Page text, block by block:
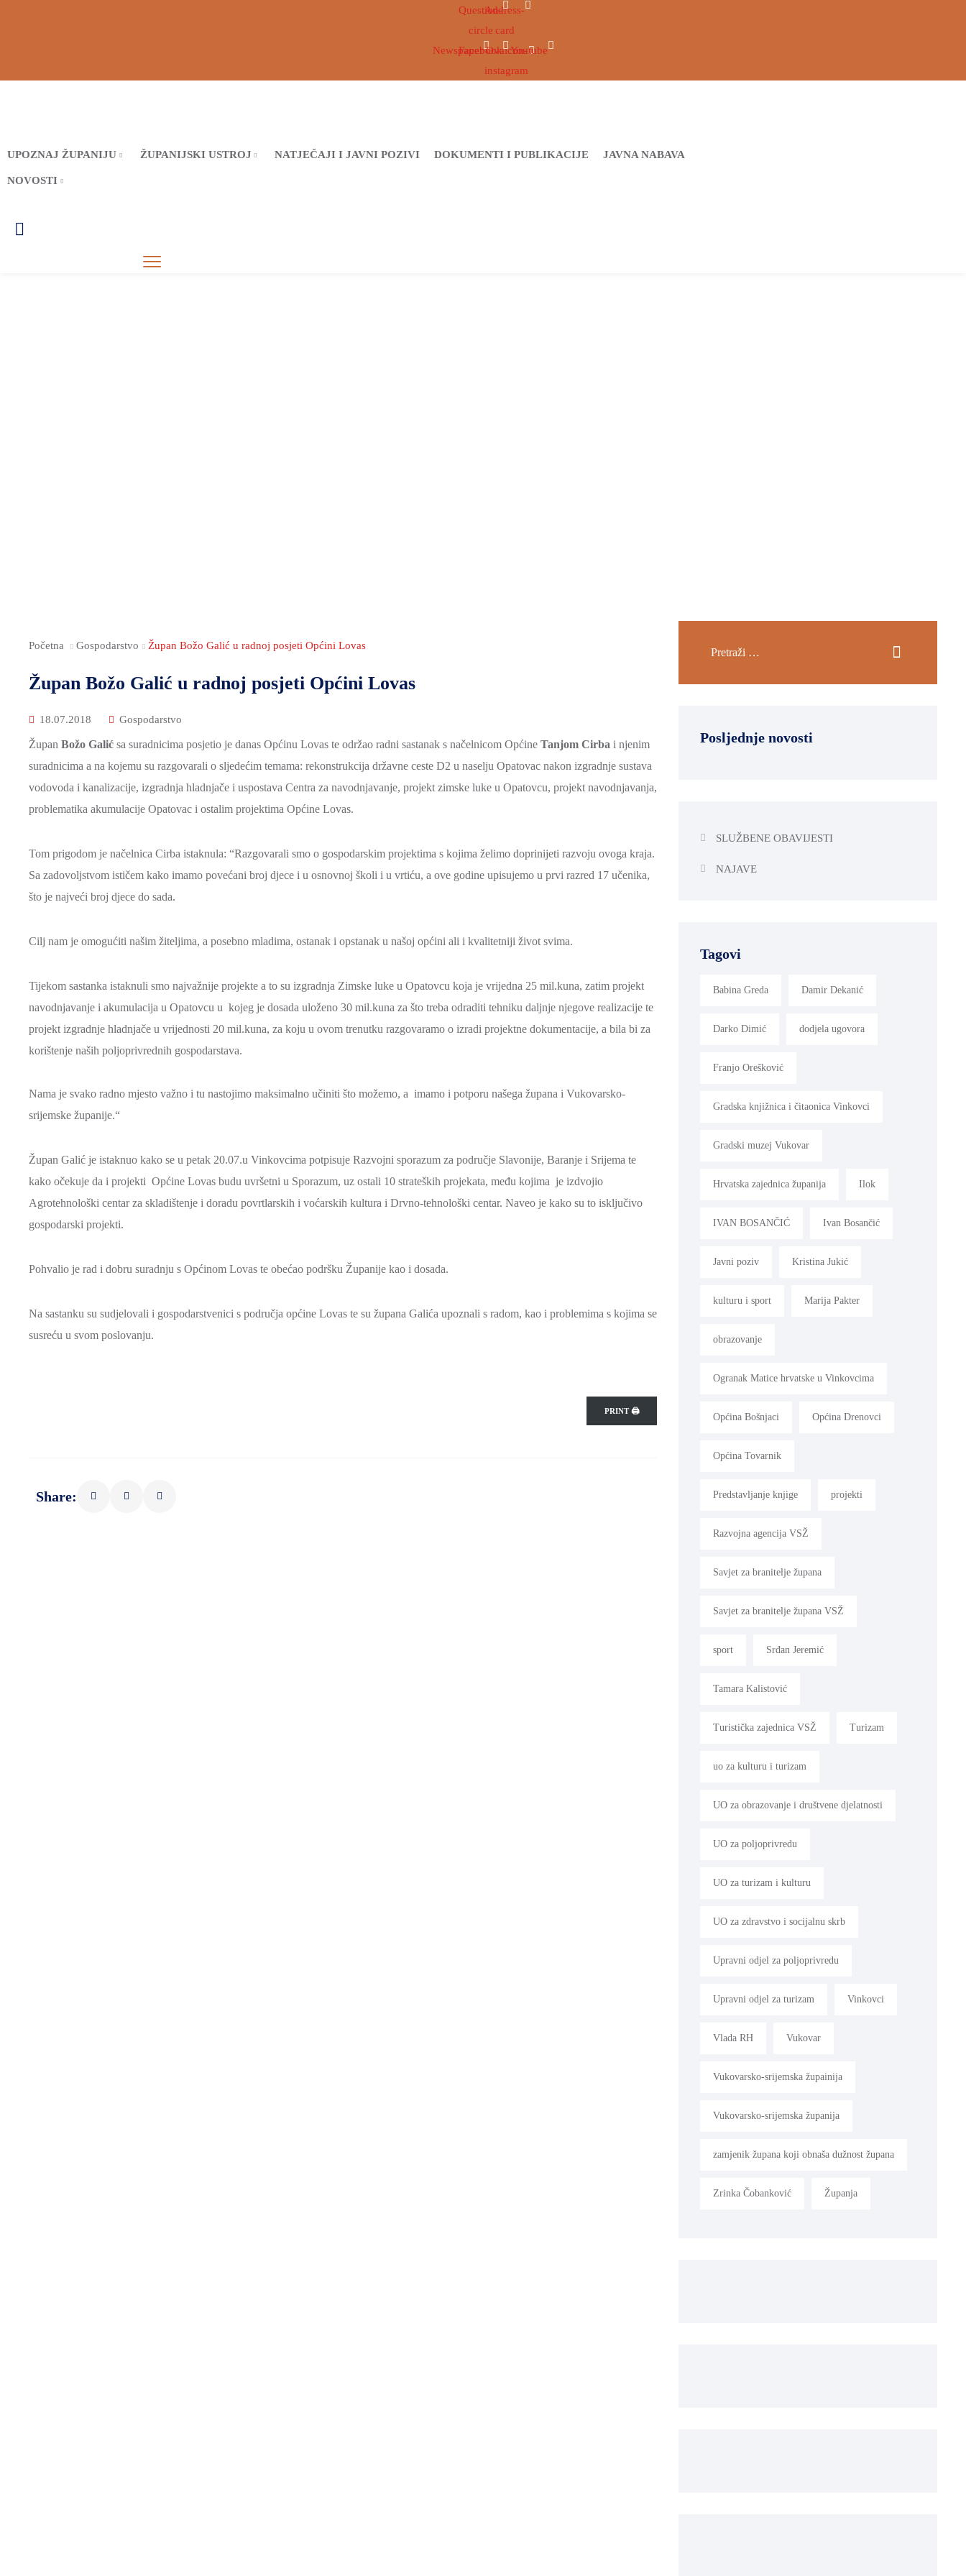
Question-
circle
Address-
card
Newspaper
FacebookOvaicon-
instagram
Youtube
UPOZNAJ ŽUPANIJU ŽUPANIJSKI USTROJ NATJEČAJI I JAVNI POZIVI DOKUMENTI I PUBLIKACIJE JAVNA NABAVA
NOVOSTI
Početna Gospodarstvo Župan Božo Galić u radnoj posjeti Općini Lovas
Župan Božo Galić u radnoj posjeti Općini Lovas
18.07.2018 Gospodarstvo
Župan Božo Galić sa suradnicima posjetio je danas Općinu Lovas te održao radni sastanak s načelnicom Općine Tanjom Cirba i njenim
suradnicima a na kojemu su razgovarali o sljedećim temama: rekonstrukcija državne ceste D2 u naselju Opatovac nakon izgradnje sustava
vodovoda i kanalizacije, izgradnja hladnjače i uspostava Centra za navodnjavanje, projekt zimske luke u Opatovcu, projekt navodnjavanja,
problematika akumulacije Opatovac i ostalim projektima Općine Lovas.
Tom prigodom je načelnica Cirba istaknula: “Razgovarali smo o gospodarskim projektima s kojima želimo doprinijeti razvoju ovoga kraja.
Sa zadovoljstvom ističem kako imamo povećani broj djece i u osnovnoj školi i u vrtiću, a ove godine upisujemo u prvi razred 17 učenika,
što je najveći broj djece do sada.
Cilj nam je omogućiti našim žiteljima, a posebno mladima, ostanak i opstanak u našoj općini ali i kvalitetniji život svima.
Tijekom sastanka istaknuli smo najvažnije projekte a to su izgradnja Zimske luke u Opatovcu koja je vrijedna 25 mil.kuna, zatim projekt
navodnjavanje i akumulacija u Opatovcu u kojeg je dosada uloženo 30 mil.kuna za što treba odraditi tehniku daljnje njegove realizacije te
projekt izgradnje hladnjače u vrijednosti 20 mil.kuna, za koju u ovom trenutku razgovaramo o izradi projektne dokumentacije, a bila bi za
korištenje naših poljoprivrednih gospodarstava.
Nama je svako radno mjesto važno i tu nastojimo maksimalno učiniti što možemo, a imamo i potporu našega župana i Vukovarsko-
srijemske županije.“
Župan Galić je istaknuo kako se u petak 20.07.u Vinkovcima potpisuje Razvojni sporazum za područje Slavonije, Baranje i Srijema te
kako očekuje da i projekti Općine Lovas budu uvršetni u Sporazum, uz ostali 10 strateških projekata, među kojima je izdvojio
Agrotehnološki centar za skladištenje i doradu povrtlarskih i voćarskih kultura i Drvno-tehnološki centar. Naveo je kako su to isključivo
gospodarski projekti.
Pohvalio je rad i dobru suradnju s Općinom Lovas te obećao podršku Županije kao i dosada.
Na sastanku su sudjelovali i gospodarstvenici s područja općine Lovas te su župana Galića upoznali s radom, kao i problemima s kojima se
susreću u svom poslovanju.
PRINT 🖨
Share:
Posljednje novosti
SLUŽBENE OBAVIJESTI
NAJAVE
Tagovi
Babina Greda Damir Dekanić
Darko Dimić dodjela ugovora
Franjo Orešković
Gradska knjižnica i čitaonica Vinkovci
Gradski muzej Vukovar
Hrvatska zajednica županija Ilok
IVAN BOSANČIĆ Ivan Bosančić
Javni poziv Kristina Jukić
kulturu i sport Marija Pakter
obrazovanje
Ogranak Matice hrvatske u Vinkovcima
Općina Bošnjaci Općina Drenovci
Općina Tovarnik
Predstavljanje knjige projekti
Razvojna agencija VSŽ
Savjet za branitelje župana
Savjet za branitelje župana VSŽ
sport Srđan Jeremić
Tamara Kalistović
Turistička zajednica VSŽ Turizam
uo za kulturu i turizam
UO za obrazovanje i društvene djelatnosti
UO za poljoprivredu
UO za turizam i kulturu
UO za zdravstvo i socijalnu skrb
Upravni odjel za poljoprivredu
Upravni odjel za turizam Vinkovci
Vlada RH Vukovar
Vukovarsko-srijemska župainija
Vukovarsko-srijemska županija
zamjenik župana koji obnaša dužnost župana
Zrinka Čobanković Županja